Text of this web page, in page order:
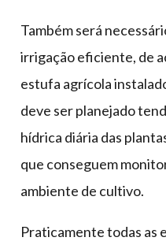
Também será
irrigação eficiente, de
estufa agrícola
deve ser planejado
hídrica diária das
que conseguem
ambiente de cultivo.
Praticamente todas as